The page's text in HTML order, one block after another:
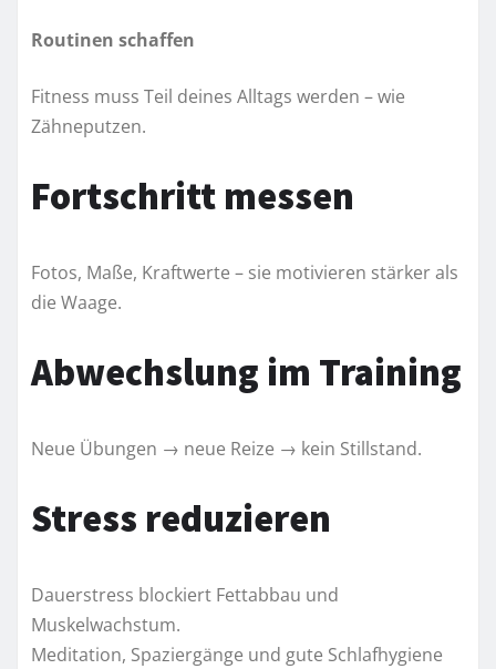
Routinen schaffen
Fitness muss Teil deines Alltags werden – wie
Zähneputzen.
Fortschritt messen
Fotos, Maße, Kraftwerte – sie motivieren stärker als
die Waage.
Abwechslung im Training
Neue Übungen → neue Reize → kein Stillstand.
Stress reduzieren
Dauerstress blockiert Fettabbau und
Muskelwachstum.
Meditation, Spaziergänge und gute Schlafhygiene